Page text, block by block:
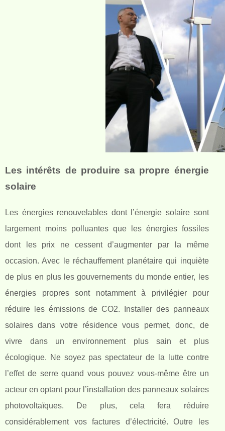
Les intérêts de produire sa propre énergie
solaire
Les énergies renouvelables dont l’énergie solaire sont
largement moins polluantes que les énergies fossiles
dont les prix ne cessent d’augmenter par la même
occasion. Avec le réchauffement planétaire qui inquiète
de plus en plus les gouvernements du monde entier, les
énergies propres sont notamment à privilégier pour
réduire les émissions de CO2. Installer des panneaux
solaires dans votre résidence vous permet, donc, de
vivre dans un environnement plus sain et plus
écologique. Ne soyez pas spectateur de la lutte contre
l’effet de serre quand vous pouvez vous-même être un
acteur en optant pour l’installation des panneaux solaires
photovoltaïques. De plus, cela fera réduire
considérablement vos factures d’électricité. Outre les